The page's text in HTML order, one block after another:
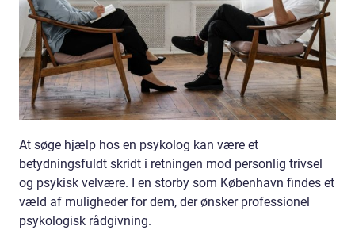
At søge hjælp hos en psykolog kan være et
betydningsfuldt skridt i retningen mod personlig trivsel
og psykisk velvære. I en storby som København findes et
væld af muligheder for dem, der ønsker professionel
psykologisk rådgivning.